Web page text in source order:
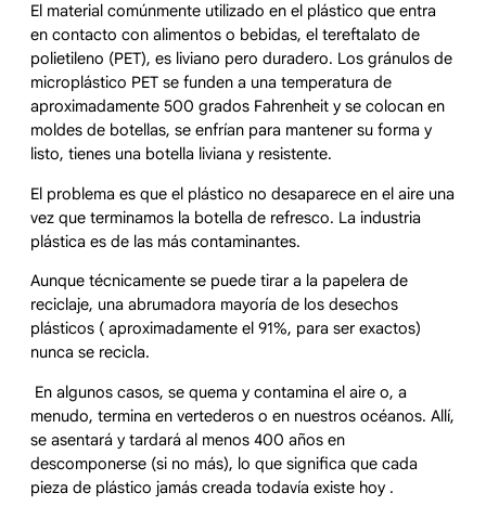
El material comúnmente utilizado en el plástico que entra
en contacto con alimentos o bebidas, el tereftalato de
polietileno (PET), es liviano pero duradero. Los gránulos de
microplástico PET se funden a una temperatura de
aproximadamente 500 grados Fahrenheit y se colocan en
moldes de botellas, se enfrían para mantener su forma y
listo, tienes una botella liviana y resistente.
El problema es que el plástico no desaparece en el aire una
vez que terminamos la botella de refresco. La industria
plástica es de las más contaminantes.
Aunque técnicamente se puede tirar a la papelera de
reciclaje, una abrumadora mayoría de los desechos
plásticos ( aproximadamente el 91%, para ser exactos)
nunca se recicla.
En algunos casos, se quema y contamina el aire o, a
menudo, termina en vertederos o en nuestros océanos. Allí,
se asentará y tardará al menos 400 años en
descomponerse (si no más), lo que significa que cada
pieza de plástico jamás creada todavía existe hoy .